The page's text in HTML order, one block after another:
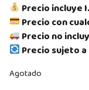
Precio incluye
Precio con
Precio no
Precio sujeto
Agotado